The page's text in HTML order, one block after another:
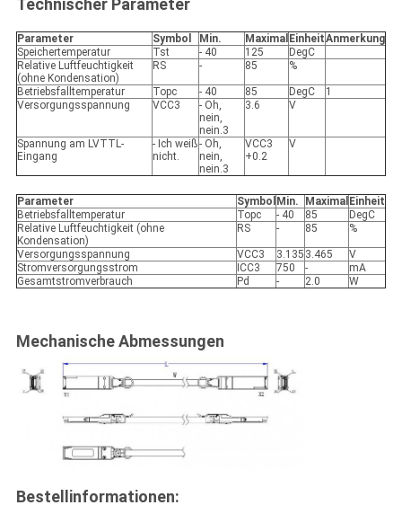
Technischer Parameter
Parameter Symbol Min. Maximal EinheitAnmerkung
Speichertemperatur
Tst - 40 125
DegC
Relative Luftfeuchtigkeit
(ohne Kondensation)
RS - 85 %
Betriebsfalltemperatur Topc - 40 85 DegC
1
Versorgungsspannung
VCC3
- Oh,
nein,
nein.3
3.6 V
Spannung am LVTTL-
Eingang
- Ich weiß
nicht.
- Oh,
nein,
nein.3
VCC3
+0.2
V
Parameter Symbol Min. Maximal Einheit
Betriebsfalltemperatur
Topc - 40 85
DegC
Relative Luftfeuchtigkeit (ohne
Kondensation)
RS - 85 %
Versorgungsspannung VCC3 3.135 3.465
V
Stromversorgungsstrom
ICC3 750 -
mA
Gesamtstromverbrauch
Pd - 2.0 W
Mechanische Abmessungen
Bestellinformationen: